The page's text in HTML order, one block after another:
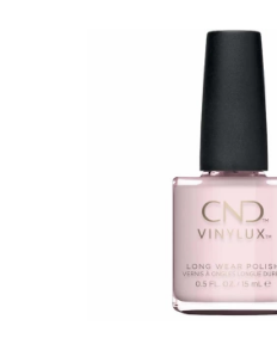
Använd ett fast tryck
från din nagel. Försök
OBS!! - På vissa starka